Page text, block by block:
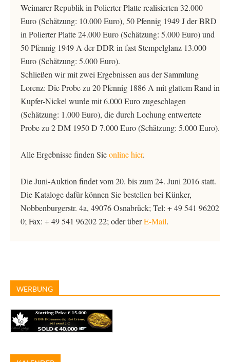
Weimarer Republik in Polierter Platte realisierten 32.000
Euro (Schätzung: 10.000 Euro), 50 Pfennig 1949 J der BRD
in Polierter Platte 24.000 Euro (Schätzung: 5.000 Euro) und
50 Pfennig 1949 A der DDR in fast Stempelglanz 13.000
Euro (Schätzung: 5.000 Euro).
Schließen wir mit zwei Ergebnissen aus der Sammlung
Lorenz: Die Probe zu 20 Pfennig 1886 A mit glattem Rand in
Kupfer-Nickel wurde mit 6.000 Euro zugeschlagen
(Schätzung: 1.000 Euro), die durch Lochung entwertete
Probe zu 2 DM 1950 D 7.000 Euro (Schätzung: 5.000 Euro).
Alle Ergebnisse finden Sieonline hier.
Die Juni-Auktion findet vom 20. bis zum 24. Juni 2016 statt.
Die Kataloge dafür können Sie bestellen bei Künker,
Nobbenburgerstr. 4a, 49076 Osnabrück; Tel: + 49 541 96202
0; Fax: + 49 541 96202 22; oder überE-Mail.
WERBUNG